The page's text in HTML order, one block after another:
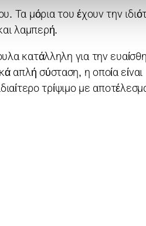
Τα μόρια του έχουν την
λαμπερή.
κατάλληλη για την
απλή σύσταση, η οποία είναι
τρίψιμο με